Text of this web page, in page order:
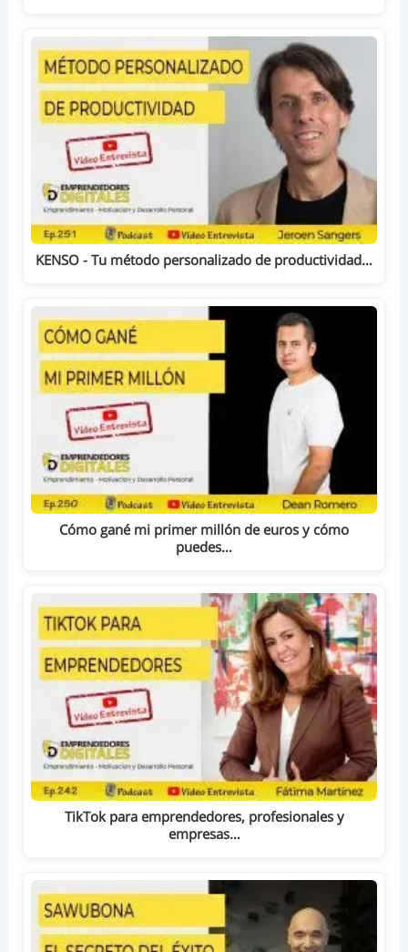
KENSO - Tu método personalizado de productividad…
Cómo gané mi primer millón de euros y cómo
puedes…
TikTok para emprendedores, profesionales y
empresas…